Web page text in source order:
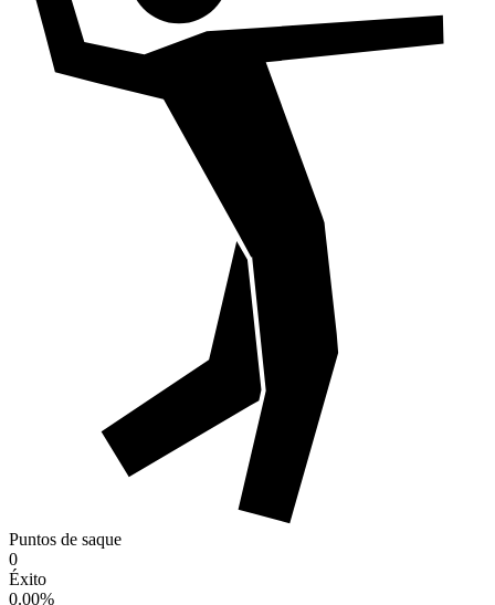
Puntos de saque
0
Éxito
0.00%